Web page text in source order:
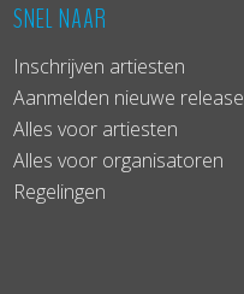
SNEL NAAR
Inschrijven artiesten
Aanmelden nieuwe release
Alles voor artiesten
Alles voor organisatoren
Regelingen